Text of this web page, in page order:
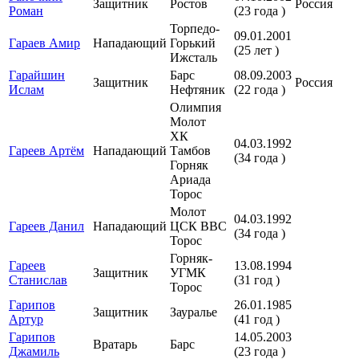
Роман
Защитник Ростов
(23 года )
Россия
Гараев Амир Нападающий
Торпедо-
Горький
Ижсталь
09.01.2001
(25 лет )
Гарайшин
Ислам
Защитник
Барс
Нефтяник
08.09.2003
(22 года )
Россия
Гареев Артём Нападающий
Олимпия
Молот
ХК
Тамбов
Горняк
Ариада
Торос
04.03.1992
(34 года )
Гареев Данил Нападающий
Молот
ЦСК ВВС
Торос
04.03.1992
(34 года )
Гареев
Станислав
Защитник
Горняк-
УГМК
Торос
13.08.1994
(31 год )
Гарипов
Артур
Защитник Зауралье
26.01.1985
(41 год )
Гарипов
Джамиль
Вратарь Барс
14.05.2003
(23 года )